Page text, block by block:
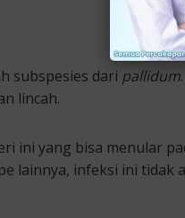
subspesies dari pallidum
lincah.
ini yang bisa menular
lainnya, infeksi ini tidak